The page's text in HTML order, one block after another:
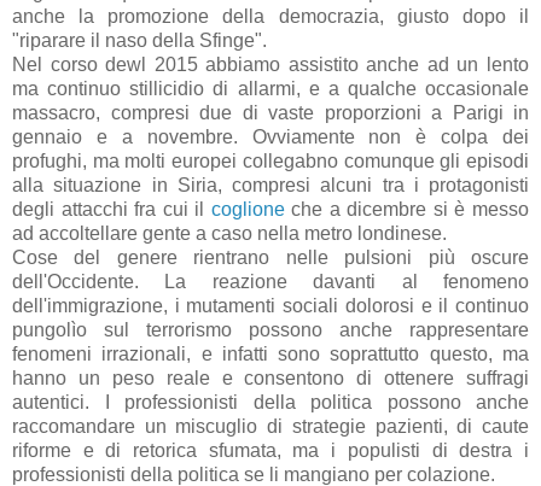
anche la promozione della democrazia, giusto dopo il
"riparare il naso della Sfinge".
Nel corso dewl 2015 abbiamo assistito anche ad un lento
ma continuo stillicidio di allarmi, e a qualche occasionale
massacro, compresi due di vaste proporzioni a Parigi in
gennaio e a novembre. Ovviamente non è colpa dei
profughi, ma molti europei collegabno comunque gli episodi
alla situazione in Siria, compresi alcuni tra i protagonisti
degli attacchi fra cui il coglioneche a dicembre si è messo
ad accoltellare gente a caso nella metro londinese.
Cose del genere rientrano nelle pulsioni più oscure
dell'Occidente. La reazione davanti al fenomeno
dell'immigrazione, i mutamenti sociali dolorosi e il continuo
pungolìo sul terrorismo possono anche rappresentare
fenomeni irrazionali, e infatti sono soprattutto questo, ma
hanno un peso reale e consentono di ottenere suffragi
autentici. I professionisti della politica possono anche
raccomandare un miscuglio di strategie pazienti, di caute
riforme e di retorica sfumata, ma i populisti di destra i
professionisti della politica se li mangiano per colazione.